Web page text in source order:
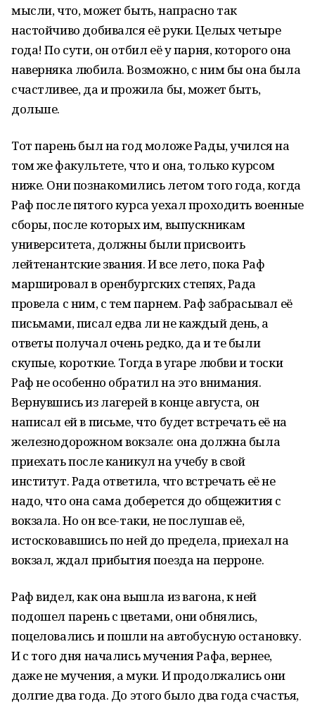
мысли, что, может быть, напрасно так
настойчиво добивался её руки. Целых четыре
года! По сути, он отбил её у парня, которого она
наверняка любила. Возможно, с ним бы она была
счастливее, да и прожила бы, может быть,
дольше.
Тот парень был на год моложе Рады, учился на
том же факультете, что и она, только курсом
ниже. Они познакомились летом того года, когда
Раф после пятого курса уехал проходить военные
сборы, после которых им, выпускникам
университета, должны были присвоить
лейтенантские звания. И все лето, пока Раф
маршировал в оренбургских степях, Рада
провела с ним, с тем парнем. Раф забрасывал её
письмами, писал едва ли не каждый день, а
ответы получал очень редко, да и те были
скупые, короткие. Тогда в угаре любви и тоски
Раф не особенно обратил на это внимания.
Вернувшись из лагерей в конце августа, он
написал ей в письме, что будет встречать её на
железнодорожном вокзале: она должна была
приехать после каникул на учебу в свой
институт. Рада ответила, что встречать её не
надо, что она сама доберется до общежития с
вокзала. Но он все-таки, не послушав её,
истосковавшись по ней до предела, приехал на
вокзал, ждал прибытия поезда на перроне.
Раф видел, как она вышла из вагона, к ней
подошел парень с цветами, они обнялись,
поцеловались и пошли на автобусную остановку.
И с того дня начались мучения Рафа, вернее,
даже не мучения, а муки. И продолжались они
долгие два года. До этого было два года счастья,